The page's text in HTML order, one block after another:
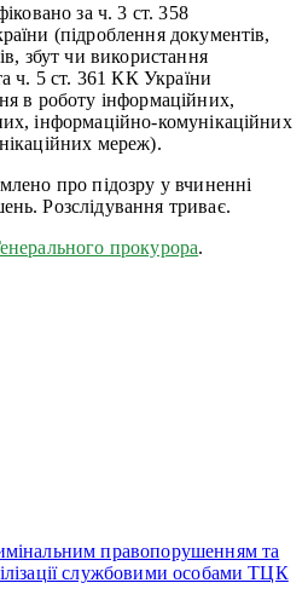
за ч. 3 ст. 358
(підроблення документів,
збут чи використання
ч. 5 ст. 361 КК України
в роботу інформаційних,
інформаційно-комунікаційних
мереж).
про підозру у вчиненні
Розслідування триває.
прокурора.
правопорушенням та
службовими особами ТЦК